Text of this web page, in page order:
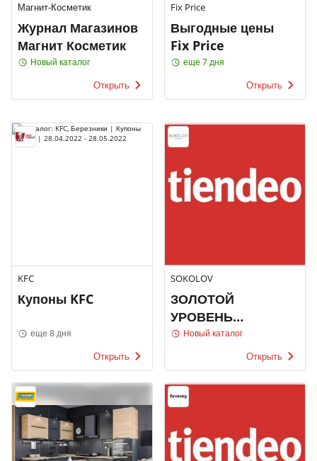
Магнит-Косметик
Журнал Магазинов
Магнит Косметик
Новый каталог
Открыть
Fix Price
Выгодные цены
Fix Price
еще 7 дня
Открыть
KFC
Купоны KFC
еще 8 дня
Открыть
SOKOLOV
ЗОЛОТОЙ
УРОВЕНЬ
ВЫГОДЫ!
Новый каталог
Открыть